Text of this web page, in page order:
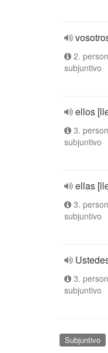
2.
subjuntivo
ellos
3.
subjuntivo
ellas
3.
subjuntivo
3.
subjuntivo
Subjuntivo